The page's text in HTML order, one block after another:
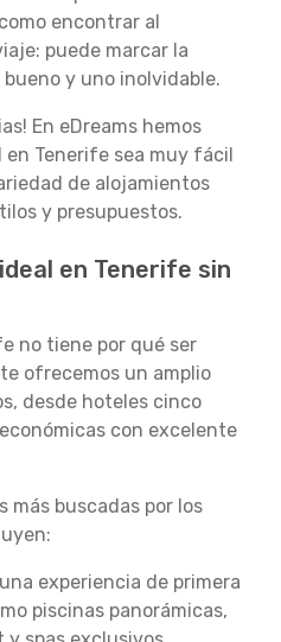
encontrar al
puede marcar la
y uno inolvidable.
En eDreams hemos
Tenerife sea muy fácil
de alojamientos
y presupuestos.
en Tenerife sin
no tiene por qué ser
ofrecemos un amplio
desde hoteles cinco
con excelente
más buscadas por los
experiencia de primera
piscinas panorámicas,